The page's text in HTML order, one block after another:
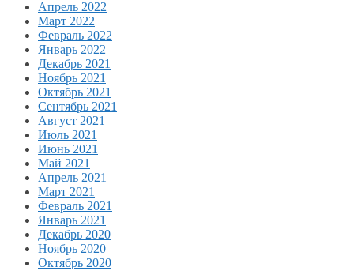
Апрель 2022
Март 2022
Февраль 2022
Январь 2022
Декабрь 2021
Ноябрь 2021
Октябрь 2021
Сентябрь 2021
Август 2021
Июль 2021
Июнь 2021
Май 2021
Апрель 2021
Март 2021
Февраль 2021
Январь 2021
Декабрь 2020
Ноябрь 2020
Октябрь 2020